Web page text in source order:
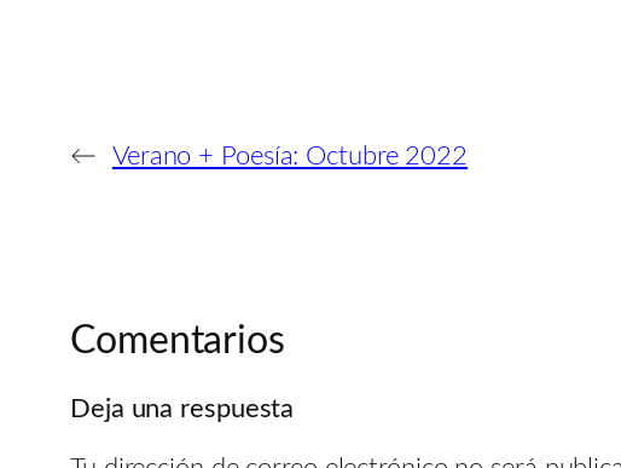
← Verano + Poesía: Octubre 2022
Comentarios
Deja una respuesta